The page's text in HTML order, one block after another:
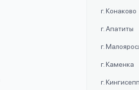
г. Конаково
г. Апатиты
г.
г. Каменка
г. Кингисепп